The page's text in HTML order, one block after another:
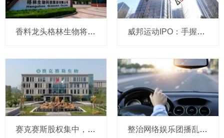
香料龙头格林生物将于20日申购！ 威邦运动IPO：手握8亿现金仍募资补流，实控人家族持股超99%
赛克赛斯股权集中，前番冲刺曾受警示，经销为主营收波动 整治网络娱乐团播乱象 中央网信办处置1840余个违规账号